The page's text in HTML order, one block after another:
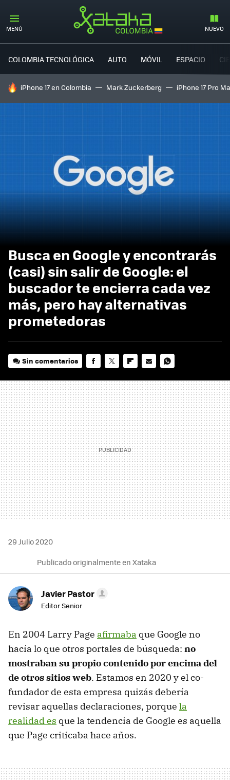
MENÚ NUEVO
COLOMBIA TECNOLÓGICA AUTO MÓVIL ESPACIO
HOY SE HABLA DE
iPhone 17 en Colombia Mark Zuckerberg iPhone 17 Pro
Busca en Google y encontrarás
(casi) sin salir de Google: el
buscador te encierra cada vez
más, pero hay alternativas
prometedoras
Sin comentarios
MAIL
29 Julio 2020
Publicado originalmente en Xataka
Javier Pastor
Editor Senior
En 2004 Larry Page afirmaba que Google no
hacía lo que otros portales de búsqueda: no
mostraban su propio contenido por encima del
de otros sitios web. Estamos en 2020 y el co-
fundador de esta empresa quizás debería
revisar aquellas declaraciones, porque la
realidad es que la tendencia de Google es aquella
que Page criticaba hace años.